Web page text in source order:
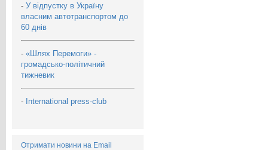
- У відпустку в Україну
власним автотранспортом до
60 днів
- «Шлях Перемоги» -
громадсько-політичний
тижневик
- International press-club
Отримати новини на Email